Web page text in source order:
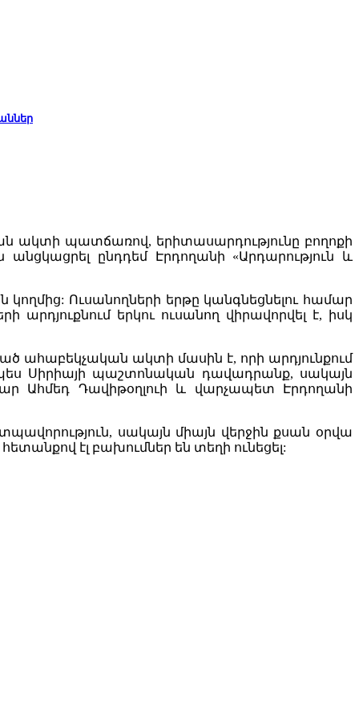
ակտի պատճառով, երիտասարդությունը բողոքի
անցկացրել ընդդեմ Էրդողանի «Արդարություն և
Ուսանողների երթը կանգնեցնելու համար
արդյուքնում երկու ուսանող վիրավորվել է, իսկ
ահաբեկչական ակտի մասին է, որի արդյունքում
Սիրիայի պաշտոնական դավադրանք, սակայն
Ահմեդ Դավիթօղլուի և վարչապետ Էրդողանի
սակայն միայն վերջին քսան օրվա
էլ բախումներ են տեղի ունեցել: